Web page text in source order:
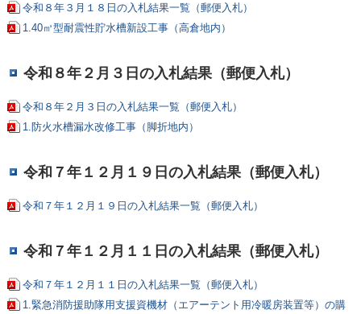
令和８年３月１８日の入札結果一覧（郵便入札）
1.40㎥型耐震性貯水槽新設工事（高倉地内）
令和８年２月３日の入札結果（郵便入札）
令和８年２月３日の入札結果一覧（郵便入札）
1.防火水槽漏水改修工事（脚折地内）
令和７年１２月１９日の入札結果（郵便入札）
令和７年１２月１９日の入札結果一覧（郵便入札）
令和７年１２月１１日の入札結果（郵便入札）
令和７年１２月１１日の入札結果一覧（郵便入札）
1.緊急消防援助隊用支援資機材（エアーテント用冷暖房装置等）の購